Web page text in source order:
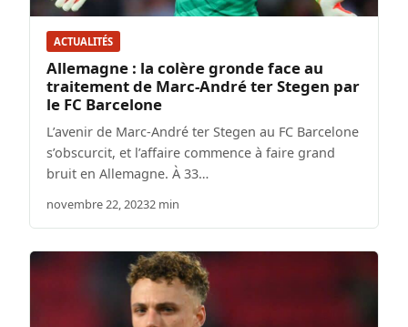
ACTUALITÉS
Allemagne : la colère gronde face au
traitement de Marc-André ter Stegen par
le FC Barcelone
L’avenir de Marc-André ter Stegen au FC Barcelone
s’obscurcit, et l’affaire commence à faire grand
bruit en Allemagne. À 33…
novembre 22, 20232 min